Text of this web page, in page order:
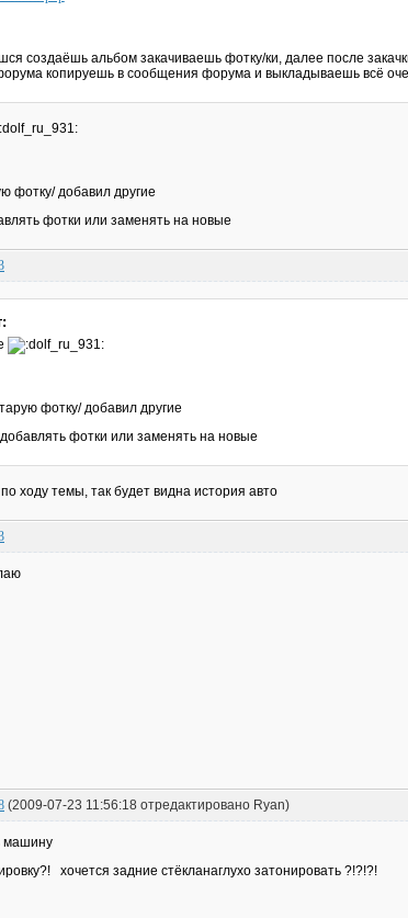
создаёшь альбом закачиваешь фотку/ки, далее после
копируешь в сообщения форума и выкладываешь всё
фотку/ добавил другие
фотки или заменять на новые
фотку/ добавил другие
добавлять фотки или заменять на новые
ходу темы, так будет видна история авто
(2009-07-23 11:56:18 отредактировано Ryan)
машину
хочется задние стёкланаглухо затонировать ?!?!?!